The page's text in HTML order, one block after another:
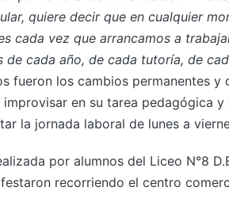
quiere decir que en cualquier
cada vez que arrancamos a
de cada año, de cada tutoría, de
fueron los cambios permanentes y
en su tarea pedagógica y
la jornada laboral de lunes a
por alumnos del Liceo N°8
recorriendo el centro